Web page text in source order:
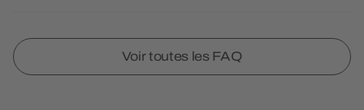
Voir toutes les FAQ